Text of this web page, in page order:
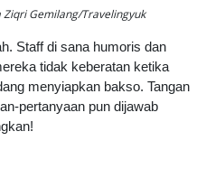
Ziqri Gemilang/Travelingyuk
Staff di sana humoris dan
tidak keberatan ketika
menyiapkan bakso. Tangan
pertanyaan pun dijawab